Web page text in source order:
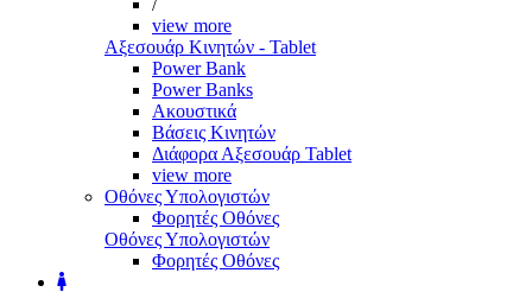
/
view more
Αξεσουάρ Κινητών - Tablet
Power Bank
Power Banks
Ακουστικά
Βάσεις Κινητών
Διάφορα Αξεσουάρ Tablet
view more
Οθόνες Υπολογιστών
Φορητές Οθόνες
Οθόνες Υπολογιστών
Φορητές Οθόνες